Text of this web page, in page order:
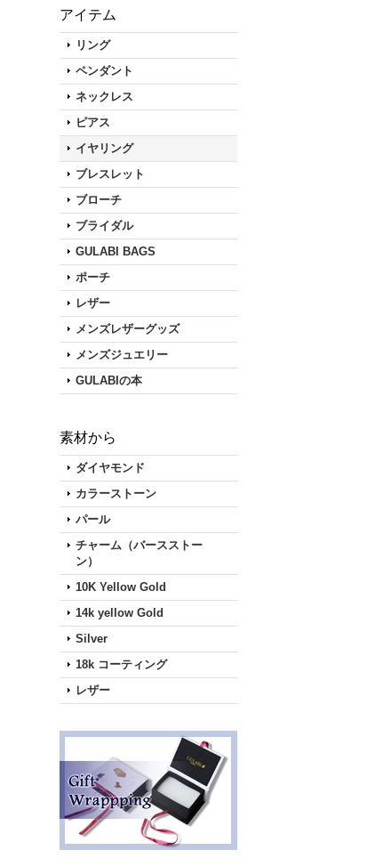
アイテム
リング
ペンダント
ネックレス
ピアス
イヤリング
ブレスレット
ブローチ
ブライダル
GULABI BAGS
ポーチ
レザー
メンズレザーグッズ
メンズジュエリー
GULABIの本
素材から
ダイヤモンド
カラーストーン
パール
チャーム（バースストー
ン）
10K Yellow Gold
14k yellow Gold
Silver
18k コーティング
レザー